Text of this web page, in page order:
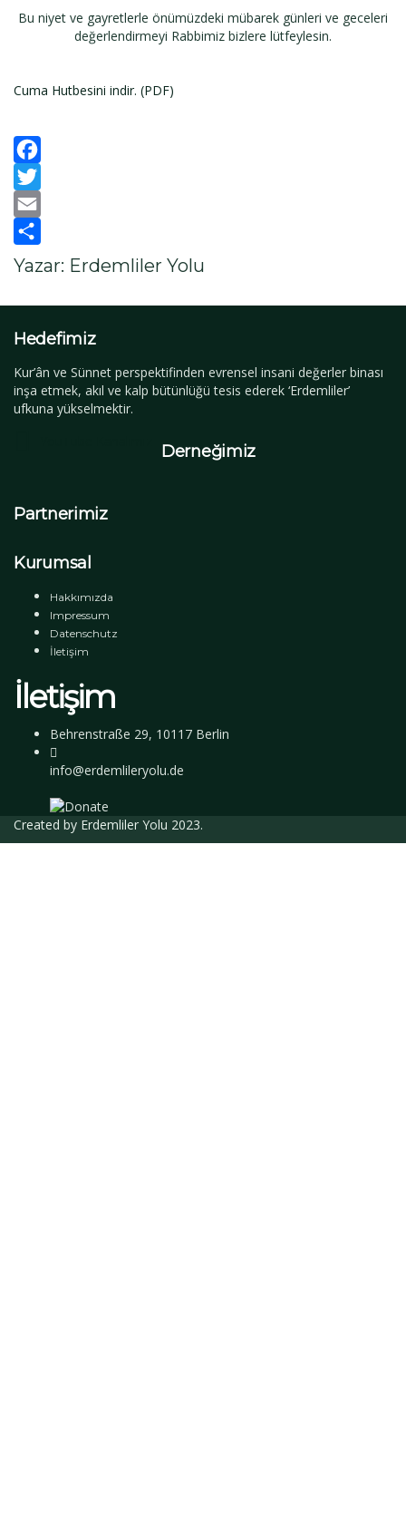
Bu niyet ve gayretlerle önümüzdeki mübarek günleri ve geceleri
değerlendirmeyi Rabbimiz bizlere lütfeylesin.
Cuma Hutbesini indir. (PDF)
Facebook
Twitter
Email
Paylaş
Yazar: Erdemliler Yolu
Hedefimiz
Kur’ân ve Sünnet perspektifinden evrensel insani değerler binası
inşa etmek, akıl ve kalp bütünlüğü tesis ederek ‘Erdemliler’
ufkuna yükselmektir.
Derneğimiz
Partnerimiz
Kurumsal
Hakkımızda
Impressum
Datenschutz
İletişim
İletişim
Behrenstraße 29, 10117 Berlin
info@erdemlileryolu.de
Created by Erdemliler Yolu 2023.